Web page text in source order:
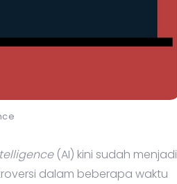
(AI) kini sudah menjadi
dalam beberapa waktu